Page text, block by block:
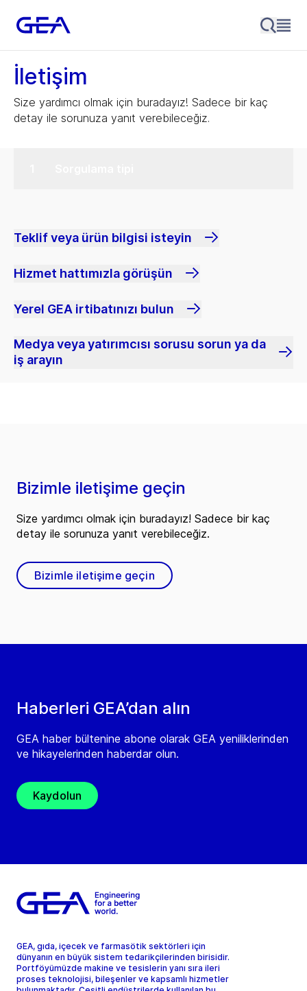
İletişim
Size yardımcı olmak için buradayız! Sadece bir kaç
detay ile sorunuza yanıt verebileceğiz.
Teklif veya ürün bilgisi isteyin
Hizmet hattımızla görüşün
Yerel GEA irtibatınızı bulun
Medya veya yatırımcısı sorusu sorun ya da
iş arayın
Haberleri GEA’dan alın
GEA haber bültenine abone olarak GEA yeniliklerinden
ve hikayelerinden haberdar olun.
Kaydolun
Bizimle iletişime geçin
Size yardımcı olmak için buradayız! Sadece bir kaç
detay ile sorunuza yanıt verebileceğiz.
Bizimle iletişime geçin
GEA, gıda, içecek ve farmasötik sektörleri için
dünyanın en büyük sistem tedarikçilerinden birisidir.
Portföyümüzde makine ve tesislerin yanı sıra ileri
proses teknolojisi, bileşenler ve kapsamlı hizmetler